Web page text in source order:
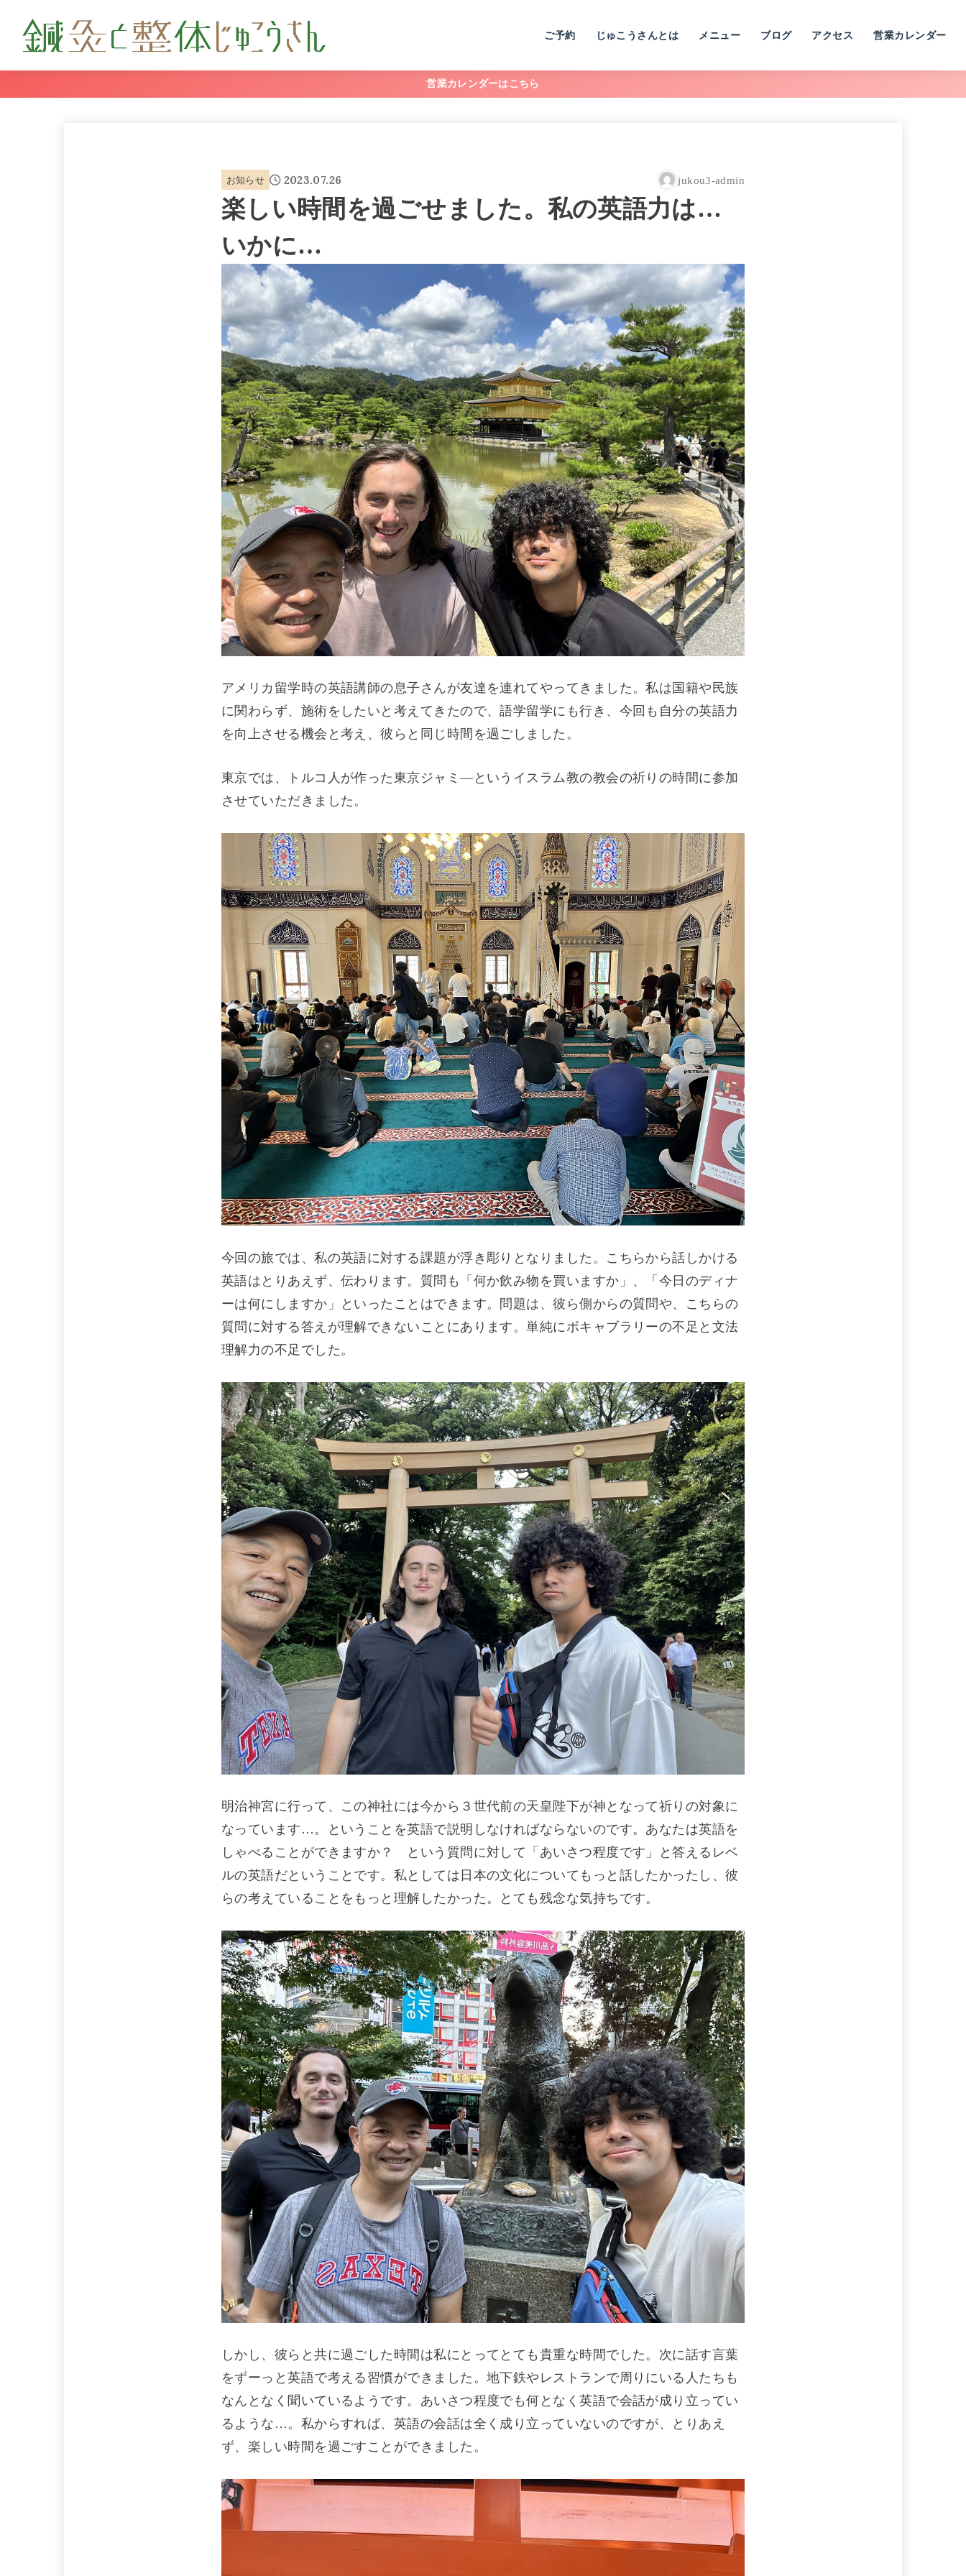
ご予約 じゅこうさんとは メニュー ブログ アクセス 営業カレンダー
営業カレンダーはこちら
お知らせ 2023.07.26 jukou3-admin
楽しい時間を過ごせました。私の英語力は…
いかに…
アメリカ留学時の英語講師の息子さんが友達を連れてやってきました。私は国籍や民族
に関わらず、施術をしたいと考えてきたので、語学留学にも行き、今回も自分の英語力
を向上させる機会と考え、彼らと同じ時間を過ごしました。
東京では、トルコ人が作った東京ジャミ―というイスラム教の教会の祈りの時間に参加
させていただきました。
今回の旅では、私の英語に対する課題が浮き彫りとなりました。こちらから話しかける
英語はとりあえず、伝わります。質問も「何か飲み物を買いますか」、「今日のディナ
ーは何にしますか」といったことはできます。問題は、彼ら側からの質問や、こちらの
質問に対する答えが理解できないことにあります。単純にボキャブラリーの不足と文法
理解力の不足でした。
明治神宮に行って、この神社には今から３世代前の天皇陛下が神となって祈りの対象に
なっています…。ということを英語で説明しなければならないのです。あなたは英語を
しゃべることができますか？ という質問に対して「あいさつ程度です」と答えるレベ
ルの英語だということです。私としては日本の文化についてもっと話したかったし、彼
らの考えていることをもっと理解したかった。とても残念な気持ちです。
しかし、彼らと共に過ごした時間は私にとってとても貴重な時間でした。次に話す言葉
をずーっと英語で考える習慣ができました。地下鉄やレストランで周りにいる人たちも
なんとなく聞いているようです。あいさつ程度でも何となく英語で会話が成り立ってい
るような…。私からすれば、英語の会話は全く成り立っていないのですが、とりあえ
ず、楽しい時間を過ごすことができました。